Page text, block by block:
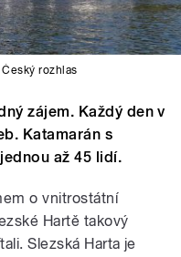
Český rozhlas
zájem. Každý den v
Katamarán s
až 45 lidí.
o vnitrostátní
Hartě takový
Slezská Harta je